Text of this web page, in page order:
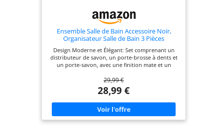
Ensemble Salle de Bain Accessoire Noir,
Organisateur Salle de Bain 3 Pièces
Design Moderne et Élégant: Set comprenant un
distributeur de savon, un porte-brosse à dents et
un porte-savon, avec une finition mate et un
lisse permet un nettoyage rapide et facile, gardant
votre salle de bain impeccable. Gain de Place et
Pratique: Le plateau inclus aide à organiser vos
essentiels, économisant de l'espace précieux sur le
comptoir. Parfait pour Toutes les Salles de Bain:
Ce set polyvalent est idéal pour les salles de bain
de toutes tailles, apportant à la fois fonctionnalité
29,99 €
28,99 €